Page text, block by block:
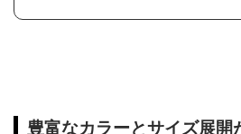
豊富なカラーとサイズ展開